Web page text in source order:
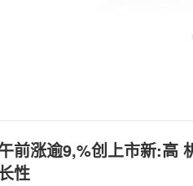
前涨逾9,%创上市新:高
性